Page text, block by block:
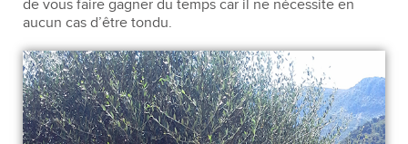
de vous faire gagner du temps car il ne nécessite en
aucun cas d’être tondu.